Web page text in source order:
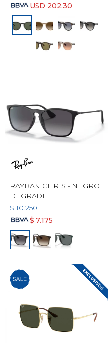
USD 202,30
RAYBAN CHRIS - NEGRO
DEGRADE
$ 10.250
$ 7.175